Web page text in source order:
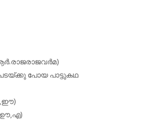
പോയ പാട്ടുകഥ